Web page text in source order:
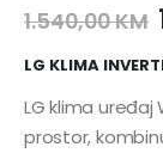
1.540,00KM
LG KLIMA
LG klima uređaj
prostor,